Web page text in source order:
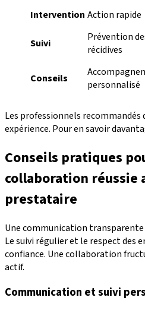
Intervention Action rapide
Suivi
Prévention
récidives
Conseils
personnalisé
Les professionnels
expérience. Pour en savoir
Conseils pratiques
collaboration réussie
prestataire
Une communication
Le suivi régulier et le respect des
confiance. Une collaboration
actif.
Communication et suivi